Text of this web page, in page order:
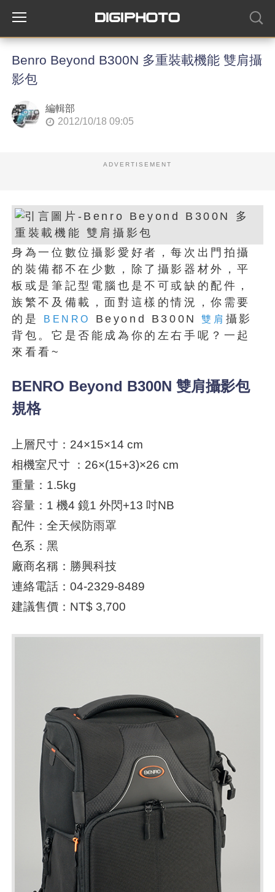
Benro Beyond B300N 多重裝載機能 雙肩攝
影包
編輯部
2012/10/18 09:05
ADVERTISEMENT
身為一位數位攝影愛好者，每次出門拍攝
的裝備都不在少數，除了攝影器材外，平
板或是筆記型電腦也是不可或缺的配件，
族繁不及備載，面對這樣的情況，你需要
的是
BENRO Beyond B300N雙肩 攝影
背包。它是否能成為你的左右手呢？一起
來看看~
BENRO Beyond B300N 雙肩攝影包
規格
上層尺寸：24×15×14 cm
相機室尺寸 ：26×(15+3)×26 cm
重量：1.5kg
容量：1 機4 鏡1 外閃+13 吋NB
配件：全天候防雨罩
色系：黑
廠商名稱：勝興科技
連絡電話：04-2329-8489
建議售價：NT$ 3,700